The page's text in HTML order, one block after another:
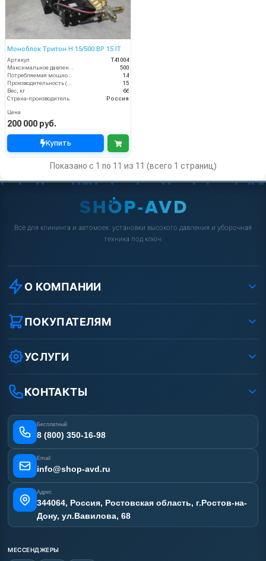
Моноблок Тритон H 15/500 BP 15 IT
Артикул
T41004
Максимальное давление (бар)
500
Потребляемая мощность (кВт)
14
Производительность (л/мин)
15
Вес, кг
66
Страна-производитель
Россия
Цена
200 000 руб.
Купить
Показано с 1 по 11 из 11 (всего 1 страниц)
Всё для клининга и автомоек: установки высокого давления и уборочная
техника под ключ.
О КОМПАНИИ
О компании
Реквизиты ООО «Шоп АВД»
Условия соглашения
Вакансии
Статьи
ПОКУПАТЕЛЯМ
Как заказать?
Оплата
Лизинг
Получить скидку
УСЛУГИ
Ремонт АВД
Сертификаты
Отзывы наших клиентов
Карта сайта
КОНТАКТЫ
Бесплатный
8 (800) 350-16-98
Email
info@shop-avd.ru
Адрес
344064, Россия, Ростовская область, г.Ростов-на-
Дону, ул.Вавилова, 68
МЕССЕНДЖЕРЫ